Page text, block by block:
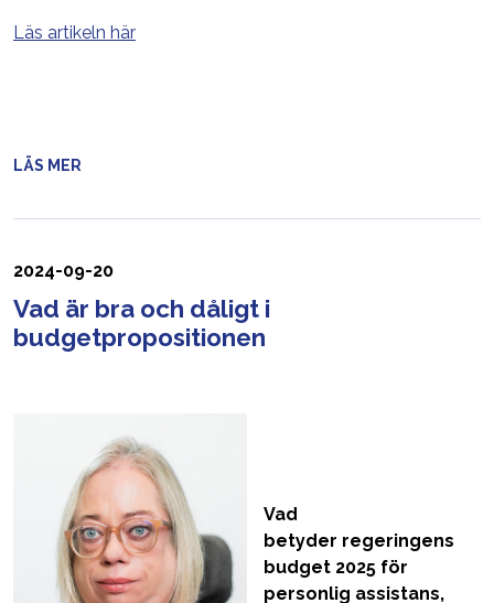
Läs artikeln här
LÄS MER
2024-09-20
Vad är bra och dåligt i
budgetpropositionen
Vad
betyder regeringens
budget 2025 för
personlig assistans,